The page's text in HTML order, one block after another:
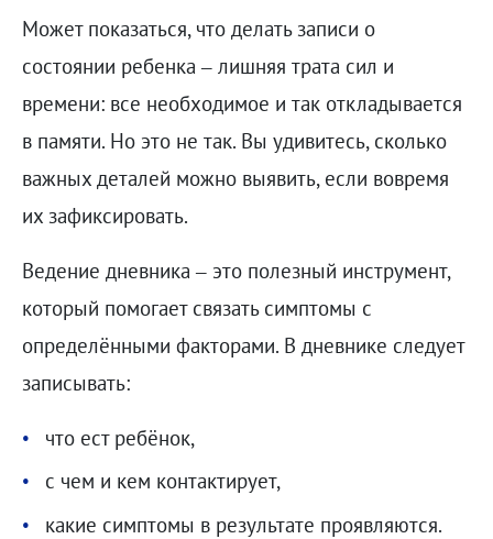
Может показаться, что делать записи о
состоянии ребенка – лишняя трата сил и
времени: все необходимое и так откладывается
в памяти. Но это не так. Вы удивитесь, сколько
важных деталей можно выявить, если вовремя
их зафиксировать.
Ведение дневника – это полезный инструмент,
который помогает связать симптомы с
определёнными факторами. В дневнике следует
записывать:
что ест ребёнок,
с чем и кем контактирует,
какие симптомы в результате проявляются.